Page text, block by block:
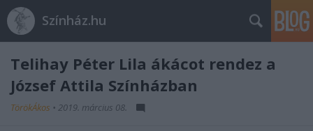
Színház.hu
Telihay Péter Lila ákácot rendez a
József Attila Színházban
TörökÁkos • 2019. március 08.